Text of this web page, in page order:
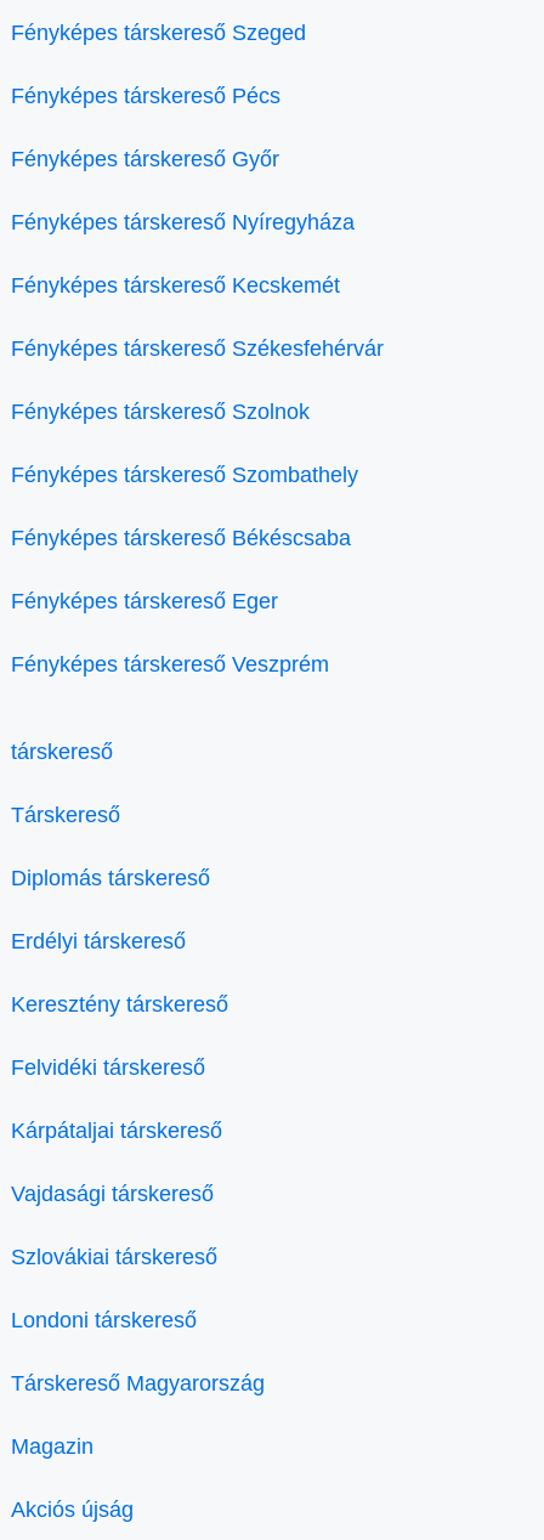
Fényképes társkereső Szeged
Fényképes társkereső Pécs
Fényképes társkereső Győr
Fényképes társkereső Nyíregyháza
Fényképes társkereső Kecskemét
Fényképes társkereső Székesfehérvár
Fényképes társkereső Szolnok
Fényképes társkereső Szombathely
Fényképes társkereső Békéscsaba
Fényképes társkereső Eger
Fényképes társkereső Veszprém
társkereső
Társkereső
Diplomás társkereső
Erdélyi társkereső
Keresztény társkereső
Felvidéki társkereső
Kárpátaljai társkereső
Vajdasági társkereső
Szlovákiai társkereső
Londoni társkereső
Társkereső Magyarország
Magazin
Akciós újság